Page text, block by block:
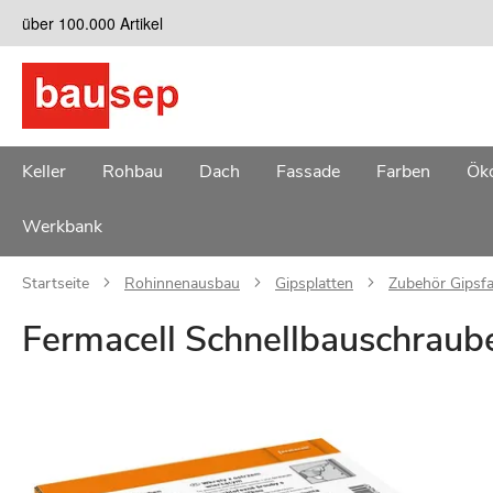
Zum
Inhalt
springen
über 100.000 Artikel
Keller Rohbau Dach Fassade Farben
Werkbank
Startseite Rohinnenausbau Gipsplatten Zubehör
Fermacell